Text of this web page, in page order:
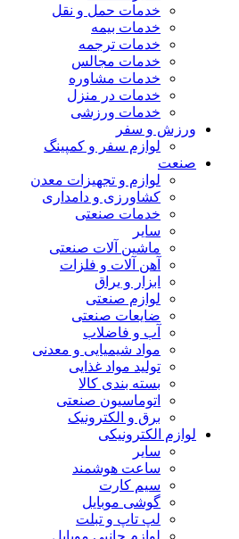
خدمات حمل و نقل
خدمات بیمه
خدمات ترجمه
خدمات مجالس
خدمات مشاوره
خدمات در منزل
خدمات ورزشی
ورزش و سفر
لوازم سفر و کمپینگ
صنعت
لوازم و تجهیزات معدن
کشاورزی و دامداری
خدمات صنعتی
سایر
ماشین آلات صنعتی
آهن آلات و فلزات
ابزار و یراق
لوازم صنعتی
ضایعات صنعتی
آب و فاضلاب
مواد شیمیایی و معدنی
تولید مواد غذایی
بسته بندی کالا
اتوماسیون صنعتی
برق و الکترونیک
لوازم الکترونیکی
سایر
ساعت هوشمند
سیم کارت
گوشی موبایل
لپ تاپ و تبلت